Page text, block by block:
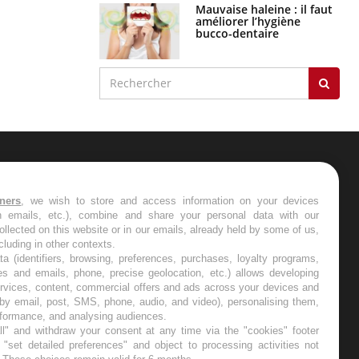
Mauvaise haleine : il faut
améliorer l’hygiène
bucco-dentaire
les semaines les meilleures
, we wish to store and access information on your devices
emails, etc.), combine and share your personal data with our
on this website or in our emails, already held by some of us,
in other contexts.
(identifiers, browsing, preferences, purchases, loyalty programs,
and emails, phone, precise geolocation, etc.) allows developing
content, commercial offers and ads across your devices and
email, post, SMS, phone, audio, and video), personalising them,
and analysing audiences.
and withdraw your consent at any time via the "cookies" footer
detailed preferences" and object to processing activities not